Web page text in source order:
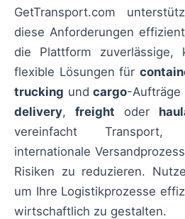
GetTransport.com
diese Anforderungen
die Plattform zuverlässige,
flexible Lösungen für
trucking undcargo-
delivery, freight oder
vereinfacht Transport,
internationale
Risiken zu reduzieren.
um Ihre Logistikprozesse
wirtschaftlich zu gestalten.